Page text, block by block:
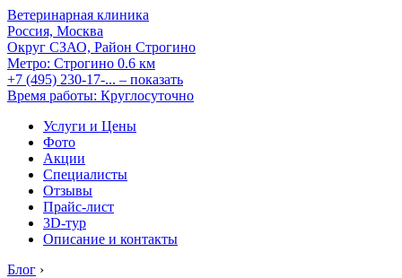
Ветеринарная клиника
Россия, Москва
Округ СЗАО, Район Строгино
Метро: Строгино 0.6 км
+7 (495) 230-17-... – показать
Время работы: Круглосуточно
Услуги и Цены
Фото
Акции
Специалисты
Отзывы
Прайс-лист
3D-тур
Описание и контакты
Блог ›